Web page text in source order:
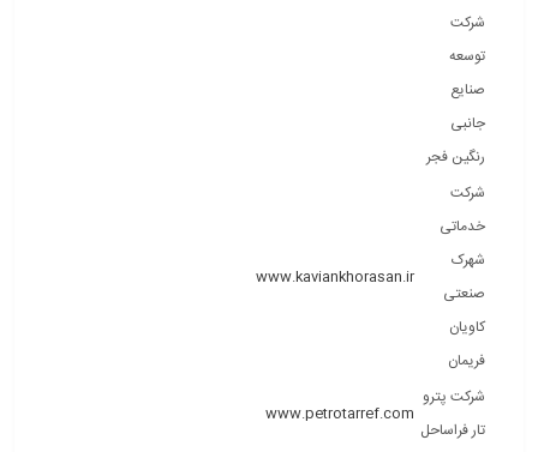
شرکت
توسعه
صنایع
جانبی
رنگین فجر
شرکت
خدماتی
شهرک
صنعتی
کاویان
فریمان
www.kaviankhorasan.ir
شرکت پترو
تار فراساحل
www.petrotarref.com